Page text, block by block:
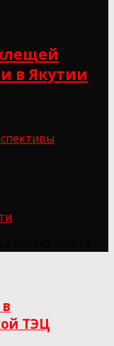
в Якутии
ТЭЦ